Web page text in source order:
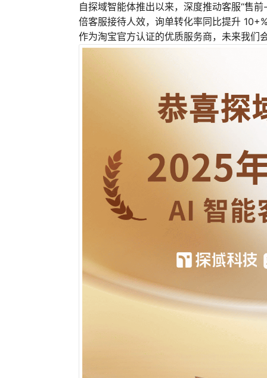
自探域智能体推出以来，深度推动客服“售
倍客服接待人效，询单转化率同比提升
作为淘宝官方认证的优质服务商，未来我们